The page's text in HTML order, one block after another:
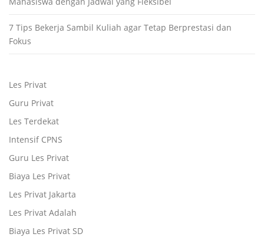
7 Tips Bekerja Sambil Kuliah agar Tetap Berprestasi dan
Fokus
Les Privat
Guru Privat
Les Terdekat
Intensif CPNS
Guru Les Privat
Biaya Les Privat
Les Privat Jakarta
Les Privat Adalah
Biaya Les Privat SD